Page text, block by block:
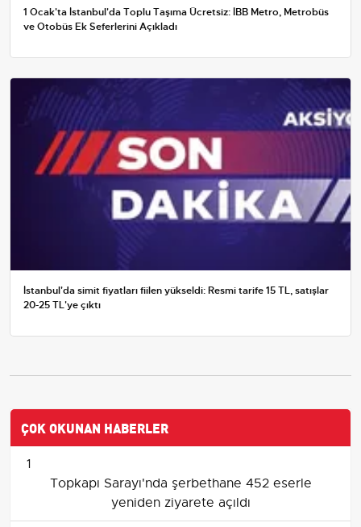
1 Ocak'ta İstanbul'da Toplu Taşıma Ücretsiz: İBB Metro, Metrobüs
ve Otobüs Ek Seferlerini Açıkladı
İstanbul'da simit fiyatları fiilen yükseldi: Resmi tarife 15 TL, satışlar
20-25 TL'ye çıktı
ÇOK OKUNAN HABERLER
1
Topkapı Sarayı'nda şerbethane 452 eserle
yeniden ziyarete açıldı